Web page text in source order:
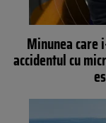
Minunea care
accidentul cu